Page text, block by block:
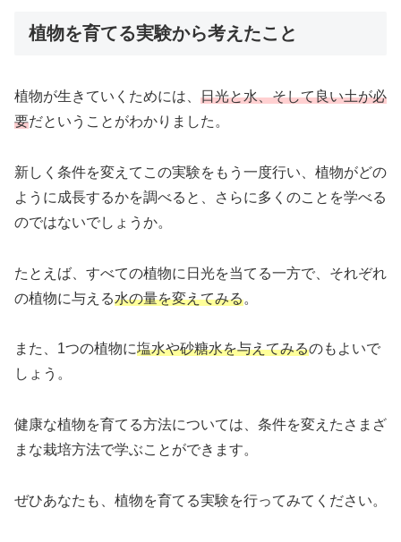
植物を育てる実験から考えたこと
植物が生きていくためには、 日光と水、そして良い土が必
要だということがわかりました。
新しく条件を変えてこの実験をもう一度行い、植物がどの
ように成長するかを調べると、さらに多くのことを学べる
のではないでしょうか。
たとえば、すべての植物に日光を当てる一方で、それぞれ
の植物に与える水の量を変えてみる。
また、1つの植物に塩水や砂糖水を与えてみるのもよいで
しょう。
健康な植物を育てる方法については、条件を変えたさまざ
まな栽培方法で学ぶことができます。
ぜひあなたも、植物を育てる実験を行ってみてください。